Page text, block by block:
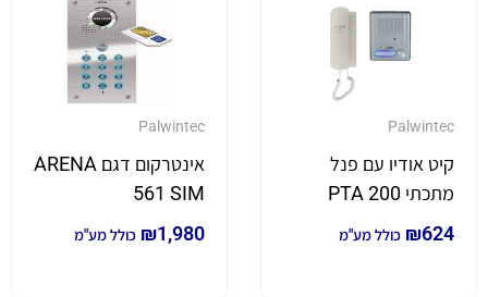
Palwintec
קיט אודיו עם פנל
מתכתי PTA 200
₪624 כולל מע"מ
Palwintec
אינטרקום דגם ARENA
561 SIM
₪1,980 כולל מע"מ